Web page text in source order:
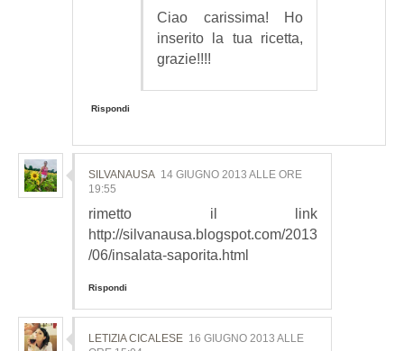
Ciao carissima! Ho
inserito la tua ricetta,
grazie!!!!
Rispondi
SILVANAUSA 14 GIUGNO 2013 ALLE ORE
19:55
rimetto il link
http://silvanausa.blogspot.com/2013
/06/insalata-saporita.html
Rispondi
LETIZIA CICALESE 16 GIUGNO 2013 ALLE